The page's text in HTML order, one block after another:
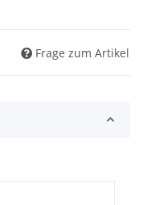
Frage zum Artikel